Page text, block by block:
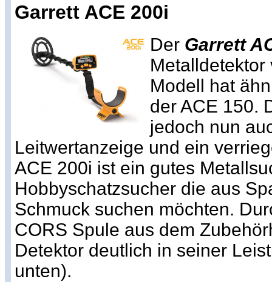
Garrett ACE 200i
Der Garrett
Metalldetektor
Modell hat
der ACE 150.
jedoch nun
Leitwertanzeige und ein
ACE 200i ist ein gutes
Hobbyschatzsucher die aus
Schmuck suchen möchten.
CORS Spule aus dem
Detektor deutlich in seiner
unten).